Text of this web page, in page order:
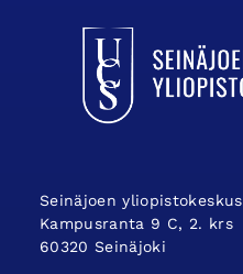
Seinäjoen yliopistokeskus
Kampusranta 9 C, 2. krs
60320 Seinäjoki